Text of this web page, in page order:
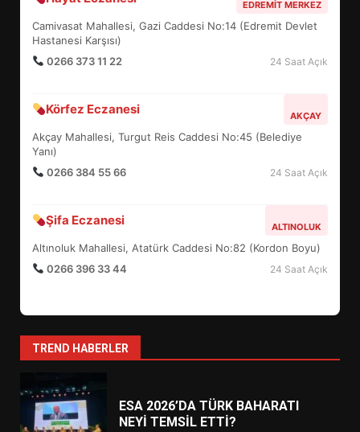
EDREMIT MERKEZ
Camivasat Mahallesi, Gazi Caddesi No:14 (Edremit Devlet
Hastanesi Karşısı)
0266 373 11 22
24 Saat Açık
Körfez Eczanesi AKÇAY
Akçay Mahallesi, Turgut Reis Caddesi No:45 (Belediye
Yanı)
0266 384 55 66
24 Saat Açık
Şifa Eczanesi ALTINOLUK
Altınoluk Mahallesi, Atatürk Caddesi No:82 (Kordon Boyu)
0266 396 33 44
24 Saat Açık
TREND HABERLER
6
BURHANİYE SATRANÇ
TURNUVASI KAYITLARI NEYİ
DEĞİŞTİRİYOR?
7
BURHANİYE BELEDİYESPOR’DA
ŞEKİLLENDİ?
1
HAREKETE GEÇİYOR: GÖZLER
2
ESA 2026’DA TÜRK BAHARATI
EİB’DE KRİTİK ATAMA:
SÜRDÜRÜLEBİLİRLİKTE NE